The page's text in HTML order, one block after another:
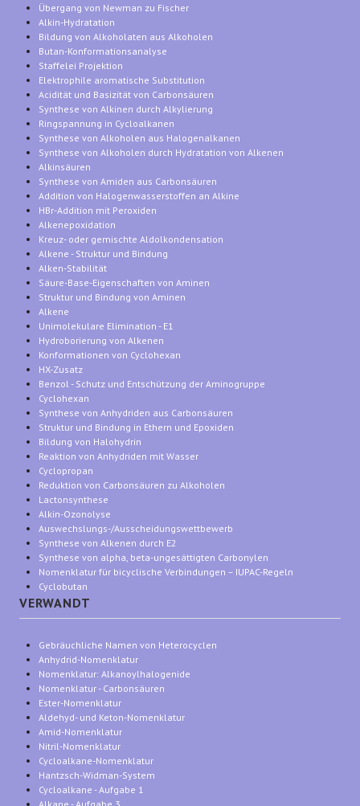
Übergang von Newman zu Fischer
Alkin-Hydratation
Bildung von Alkoholaten aus Alkoholen
Butan-Konformationsanalyse
Staffelei Projektion
Elektrophile aromatische Substitution
Acidität und Basizität von Carbonsäuren
Synthese von Alkinen durch Alkylierung
Ringspannung in Cycloalkanen
Synthese von Alkoholen aus Halogenalkanen
Synthese von Alkoholen durch Hydratation von Alkenen
Alkinsäuren
Synthese von Amiden aus Carbonsäuren
Addition von Halogenwasserstoffen an Alkine
HBr-Addition mit Peroxiden
Alkenepoxidation
Kreuz- oder gemischte Aldolkondensation
Alkene - Struktur und Bindung
Alken-Stabilität
Säure-Base-Eigenschaften von Aminen
Struktur und Bindung von Aminen
Alkene
Unimolekulare Elimination - E1
Hydroborierung von Alkenen
Konformationen von Cyclohexan
HX-Zusatz
Benzol - Schutz und Entschützung der Aminogruppe
Cyclohexan
Synthese von Anhydriden aus Carbonsäuren
Struktur und Bindung in Ethern und Epoxiden
Bildung von Halohydrin
Reaktion von Anhydriden mit Wasser
Cyclopropan
Reduktion von Carbonsäuren zu Alkoholen
Lactonsynthese
Alkin-Ozonolyse
Auswechslungs-/Ausscheidungswettbewerb
Synthese von Alkenen durch E2
Synthese von alpha, beta-ungesättigten Carbonylen
Nomenklatur für bicyclische Verbindungen – IUPAC-Regeln
Cyclobutan
VERWANDT
Gebräuchliche Namen von Heterocyclen
Anhydrid-Nomenklatur
Nomenklatur: Alkanoylhalogenide
Nomenklatur - Carbonsäuren
Ester-Nomenklatur
Aldehyd- und Keton-Nomenklatur
Amid-Nomenklatur
Nitril-Nomenklatur
Cycloalkane-Nomenklatur
Hantzsch-Widman-System
Cycloalkane - Aufgabe 1